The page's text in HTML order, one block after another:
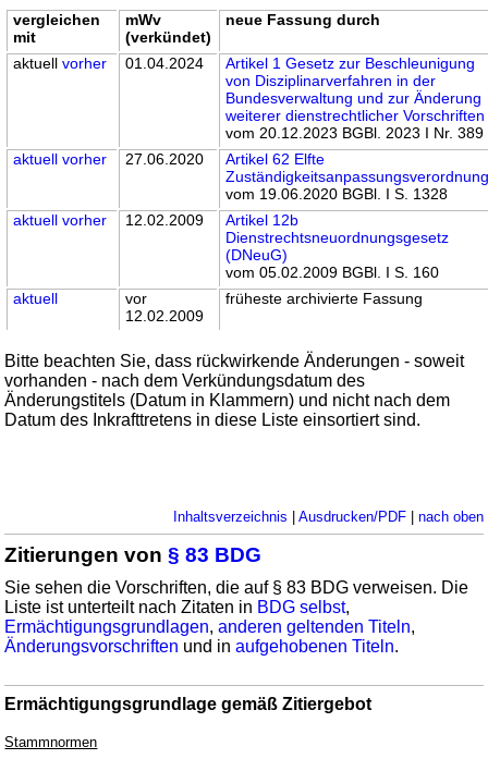
vergleichen
mit
mWv
(verkündet)
neue Fassung durch
aktuellvorher 01.04.2024
Artikel 1 Gesetz zur Beschleunigung
von Disziplinarverfahren in der
Bundesverwaltung und zur Änderung
weiterer dienstrechtlicher Vorschriften
vom 20.12.2023 BGBl. 2023 I Nr. 389
aktuell vorher 27.06.2020
Artikel 62 Elfte
vom 19.06.2020 BGBl. I S. 1328
aktuell vorher 12.02.2009
Artikel 12b
Dienstrechtsneuordnungsgesetz
(DNeuG)
vom 05.02.2009 BGBl. I S. 160
aktuell
vor
12.02.2009
früheste archivierte Fassung
Bitte beachten Sie, dass rückwirkende Änderungen - soweit
vorhanden - nach dem Verkündungsdatum des
Änderungstitels (Datum in Klammern) und nicht nach dem
Datum des Inkrafttretens in diese Liste einsortiert sind.
Inhaltsverzeichnis | Ausdrucken/PDF| nach oben
Zitierungen von§ 83 BDG
Sie sehen die Vorschriften, die auf § 83 BDG verweisen. Die
Liste ist unterteilt nach Zitaten in BDG selbst,
Ermächtigungsgrundlagen,anderen geltenden Titeln,
Änderungsvorschriften und inaufgehobenen Titeln.
Ermächtigungsgrundlage gemäß Zitiergebot
Stammnormen